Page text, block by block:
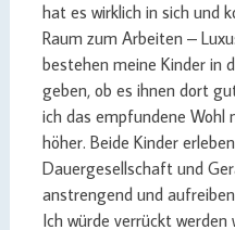
hat es wirklich in sich und
Raum zum Arbeiten –
bestehen meine Kinder in
geben, ob es ihnen dort
ich das empfundene Wohl
höher. Beide Kinder
Dauergesellschaft und
anstrengend und
Ich würde verrückt